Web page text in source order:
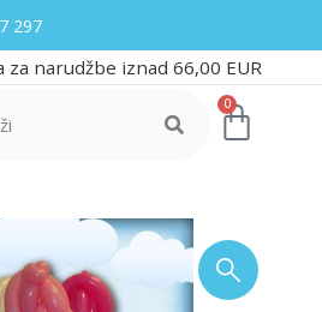
za narudžbe iznad 66,00 EUR
0